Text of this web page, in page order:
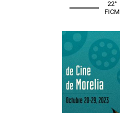
22°
FICM